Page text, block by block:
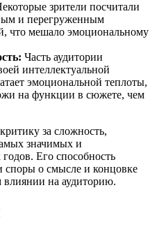
зрители посчитали
и перегруженным
что мешало эмоциональному
Часть аудитории
интеллектуальной
эмоциональной теплоты,
на функции в сюжете, чем
за сложность,
значимых и
Его способность
споры о смысле и концовке
влиянии на аудиторию.